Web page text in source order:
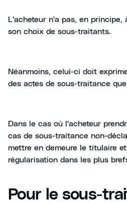
L'acheteur n'a pas, en
son choix de sous-traitants.
Néanmoins, celui-ci doit
des actes de sous-traitance
Dans le cas où l'acheteur
cas de sous-traitance non-
mettre en demeure le titulaire
régularisation dans les plus
Pour le sous-